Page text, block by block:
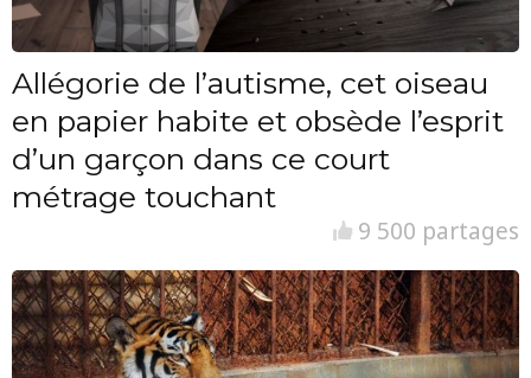
Allégorie de l’autisme, cet oiseau
en papier habite et obsède l’esprit
d’un garçon dans ce court
métrage touchant
9 500 partages